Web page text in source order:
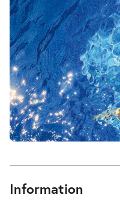
Mi. 14.04.2027
20:00 Uhr
Sehr schön
Do. 15.04.2027
Information